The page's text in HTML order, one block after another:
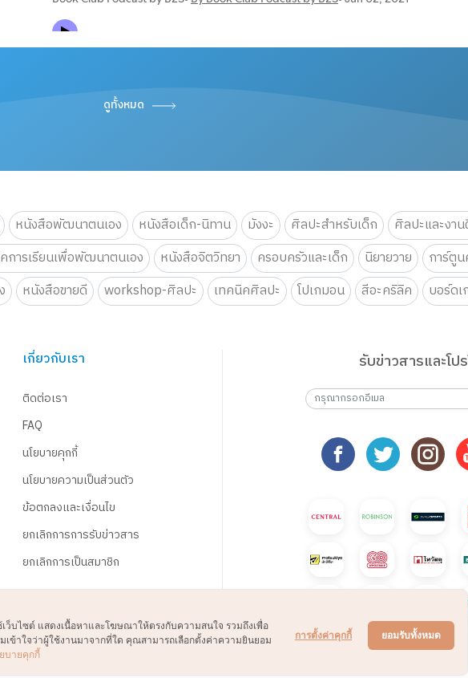
ดูทั้งหมด
หนังสือพัฒนาตนเอง หนังสือเด็ก-นิทาน มังงะ ศิลปะสำหรับเด็ก
ศิลปะและงา
การเรียนเพื่อพัฒนาตนเอง หนังสือจิตวิทยา ครอบครัวและเด็ก นิยายวาย การ์ตู
หนังสือขายดี workshop-ศิลปะ เทคนิคศิลปะ โปเกมอน สีอะคริลิค บอร์ดเ
เกี่ยวกับเรา
ติดต่อเรา
FAQ
นโยบายคุกกี้
นโยบายความเป็นส่วนตัว
ข้อตกลงและเงื่อนไข
ยกเลิกการการรับข่าวสาร
ยกเลิกการเป็นสมาชิก
รับข่าวสารและโป
ว็บไซต์ แสดงเนื้อหาและโฆษณาให้ตรงกับความสนใจ รวมถึงเพื่อ
เข้าใจว่าผู้ใช้งานมาจากที่ใด คุณสามารถเลือกตั้งค่าความยินยอม
บายคุกกี้
ยอมรับทั้งหมด
การตั้งค่าคุกกี้